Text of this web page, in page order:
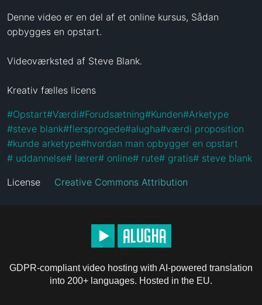
Denne video er en del af et online kursus, Sådan
opbygges en opstart.
Videoværksted af Steve Blank.
Kreativ fælles licens
#Opstart#Værdi#Forudsætning#Kunden#Arketype
#steve blank#flersprogede#alugha#værdi proposition
#kunde arketype#hvordan man opbygger en opstart
# uddannelse# lærer# online# rute# gratis# steve blank
License Creative Commons Attribution
GDPR-compliant video hosting with AI-powered translation
into 200+ languages. Hosted in the EU.